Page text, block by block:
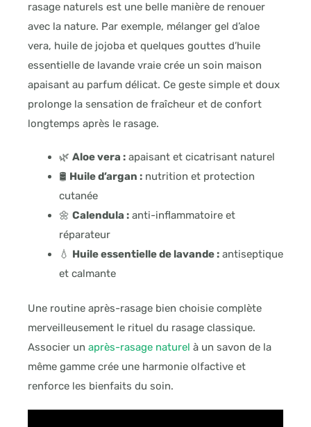
rasage naturels est une belle manière de renouer
avec la nature. Par exemple, mélanger gel d’aloe
vera, huile de jojoba et quelques gouttes d’huile
essentielle de lavande vraie crée un soin maison
apaisant au parfum délicat. Ce geste simple et doux
prolonge la sensation de fraîcheur et de confort
longtemps après le rasage.
🌿 Aloe vera : apaisant et cicatrisant naturel
🛢 Huile d’argan : nutrition et protection
cutanée
🌼 Calendula : anti-inflammatoire et
réparateur
💧 Huile essentielle de lavande : antiseptique
et calmante
Une routine après-rasage bien choisie complète
merveilleusement le rituel du rasage classique.
Associer un après-rasage naturel à un savon de la
même gamme crée une harmonie olfactive et
renforce les bienfaits du soin.